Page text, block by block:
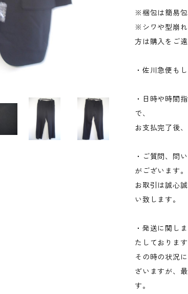
※梱包は簡易包
※シワや型崩
方は購入をご遠
・佐川急便も
・日時や時間
で、
お支払完了後
・ご質問、問
がございます。
お取引は誠心
い致します。
・発送に関し
たしております
その時の状況
ざいますが、
す。